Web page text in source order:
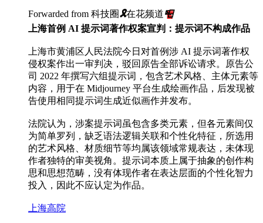
Forwarded from 科技圈🎗在花频道📮
上海首例 AI 提示词著作权案宣判：提示词不构成作品
上海市黄浦区人民法院今日对首例涉 AI 提示词著作权
侵权案作出一审判决，驳回原告全部诉讼请求。原告公
司 2022 年撰写六组提示词，包含艺术风格、主体元素等
内容，用于在 Midjourney 平台生成绘画作品，后发现被
告使用相同提示词生成近似画作并发布。
法院认为，涉案提示词虽包含多类元素，但各元素间仅
为简单罗列，缺乏语法逻辑关联和个性化特征，所选用
的艺术风格、材质细节等均属该领域常规表达，未体现
作者独特的审美视角。提示词本质上属于抽象的创作构
思和思想范畴，没有体现作者在表达层面的个性化智力
投入，因此不应认定为作品。
上海高院